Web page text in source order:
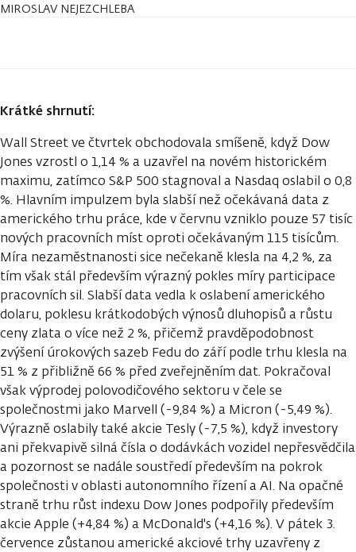
MIROSLAV NEJEZCHLEBA
Krátké shrnutí:
Wall Street ve čtvrtek obchodovala smíšeně, když Dow
Jones vzrostl o 1,14 % a uzavřel na novém historickém
maximu, zatímco S&P 500 stagnoval a Nasdaq oslabil o 0,8
%. Hlavním impulzem byla slabší než očekávaná data z
amerického trhu práce, kde v červnu vzniklo pouze 57 tisíc
nových pracovních míst oproti očekávaným 115 tisícům.
Míra nezaměstnanosti sice nečekaně klesla na 4,2 %, za
tím však stál především výrazný pokles míry participace
pracovních sil. Slabší data vedla k oslabení amerického
dolaru, poklesu krátkodobých výnosů dluhopisů a růstu
ceny zlata o více než 2 %, přičemž pravděpodobnost
zvýšení úrokových sazeb Fedu do září podle trhu klesla na
51 % z přibližně 66 % před zveřejněním dat. Pokračoval
však výprodej polovodičového sektoru v čele se
společnostmi jako Marvell (-9,84 %) a Micron (-5,49 %).
Výrazně oslabily také akcie Tesly (-7,5 %), když investory
ani překvapivě silná čísla o dodávkách vozidel nepřesvědčila
a pozornost se nadále soustředí především na pokrok
společnosti v oblasti autonomního řízení a AI. Na opačné
straně trhu růst indexu Dow Jones podpořily především
akcie Apple (+4,84 %) a McDonald's (+4,16 %). V pátek 3.
července zůstanou americké akciové trhy uzavřeny z